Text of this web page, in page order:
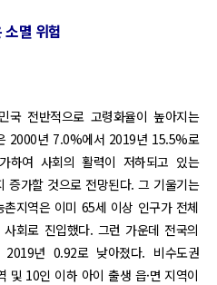
멸 위험
국 전반적으로 고령화율이 높아지는
2000년 7.0%에서 2019년 15.5%로
여 사회의 활력이 저하되고 있는
가할 것으로 전망된다. 그 기울기는
지역은 이미 65세 이상 인구가 전체
회로 진입했다. 그런 가운데 전국의
년 0.92로 낮아졌다. 비수도권
및 10인 이하 아이 출생 읍·면 지역이